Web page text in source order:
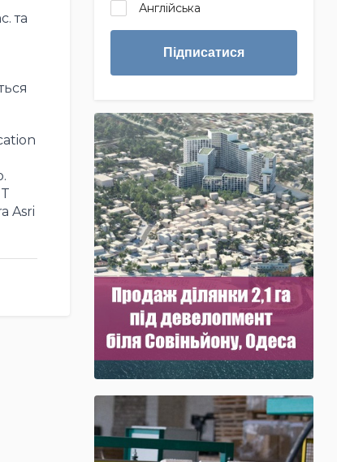
та
Asri
Англійська
Підписатися